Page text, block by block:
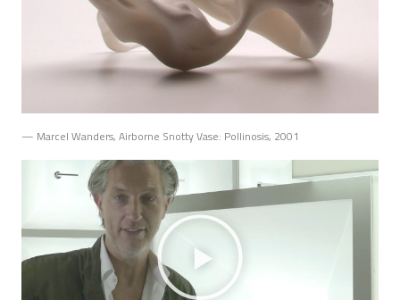
— Marcel Wanders, Airborne Snotty Vase: Pollinosis, 2001